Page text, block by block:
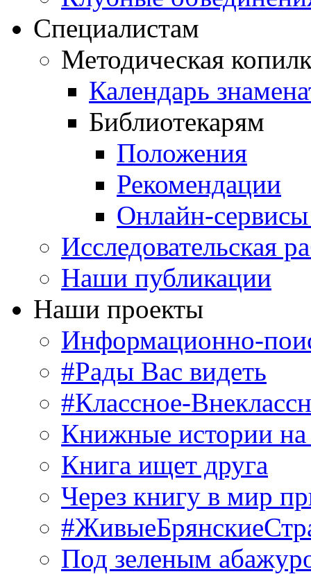
Специалистам
Методическая
Календарь
Библиотекарям
Положения
Рекомендации
Онлайн-сервисы
Исследовательская
Наши публикации
Наши проекты
Информационно-
#Рады Вас видеть
#Классное-
Книжные истории
Книга ищет друга
Через книгу в мир
Под зеленым